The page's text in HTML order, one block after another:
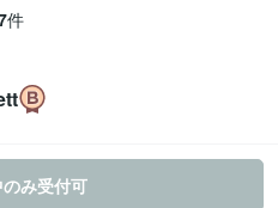
件
み受付可